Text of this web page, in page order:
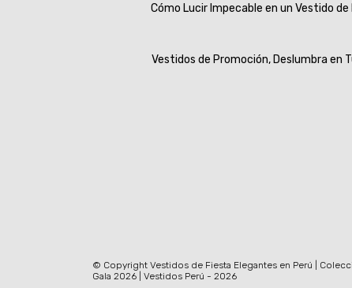
Cómo Lucir Impecable en un Vestido
Vestidos de Promoción, Deslumbra en
© Copyright Vestidos de Fiesta Elegantes en Perú |
Gala 2026 | Vestidos Perú - 2026